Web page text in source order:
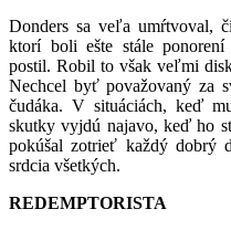
Donders sa veľa umŕtvoval,
ktorí boli ešte stále
postil. Robil to však veľmi
Nechcel byť považovaný za
čudáka. V situáciách, keď
skutky vyjdú najavo, keď ho
pokúšal zotrieť každý dobrý
srdcia všetkých.
REDEMPTORISTA